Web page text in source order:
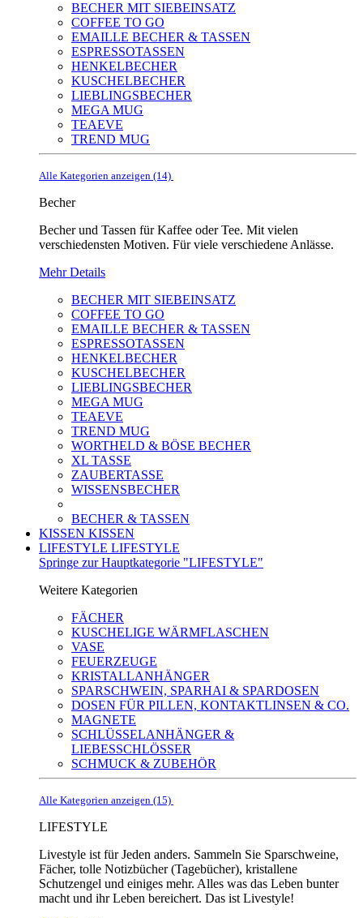
BECHER MIT SIEBEINSATZ
COFFEE TO GO
EMAILLE BECHER & TASSEN
ESPRESSOTASSEN
HENKELBECHER
KUSCHELBECHER
LIEBLINGSBECHER
MEGA MUG
TEAEVE
TREND MUG
Alle Kategorien anzeigen (14)
Becher
Becher und Tassen für Kaffee oder Tee. Mit vielen
verschiedensten Motiven. Für viele verschiedene Anlässe.
Mehr Details
BECHER MIT SIEBEINSATZ
COFFEE TO GO
EMAILLE BECHER & TASSEN
ESPRESSOTASSEN
HENKELBECHER
KUSCHELBECHER
LIEBLINGSBECHER
MEGA MUG
TEAEVE
TREND MUG
WORTHELD & BÖSE BECHER
XL TASSE
ZAUBERTASSE
WISSENSBECHER
BECHER & TASSEN
KISSEN KISSEN
LIFESTYLE LIFESTYLE
Springe zur Hauptkategorie "LIFESTYLE"
Weitere Kategorien
FÄCHER
KUSCHELIGE WÄRMFLASCHEN
VASE
FEUERZEUGE
KRISTALLANHÄNGER
SPARSCHWEIN, SPARHAI & SPARDOSEN
DOSEN FÜR PILLEN, KONTAKTLINSEN & CO.
MAGNETE
SCHLÜSSELANHÄNGER &
LIEBESSCHLÖSSER
SCHMUCK & ZUBEHÖR
Alle Kategorien anzeigen (15)
LIFESTYLE
Livestyle ist für Jeden anders. Sammeln Sie Sparschweine,
Fächer, tolle Notizbücher (Tagebücher), kristallene
Schutzengel und einiges mehr. Alles was das Leben bunter
macht und ihr Leben bereichert. Das ist Livestyle!